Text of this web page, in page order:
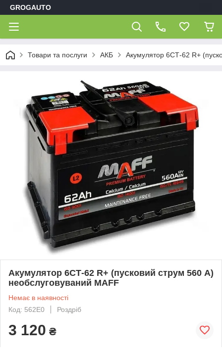
GROGAUTO
Товари та послуги АКБ Акумулятор 6СТ-62 R+
Акумулятор 6СТ-62 R+ (пусковий струм 560 А)
необслуговуваний MAFF
Немає в наявності
Код: 562E0
Роздріб
3 120 ₴